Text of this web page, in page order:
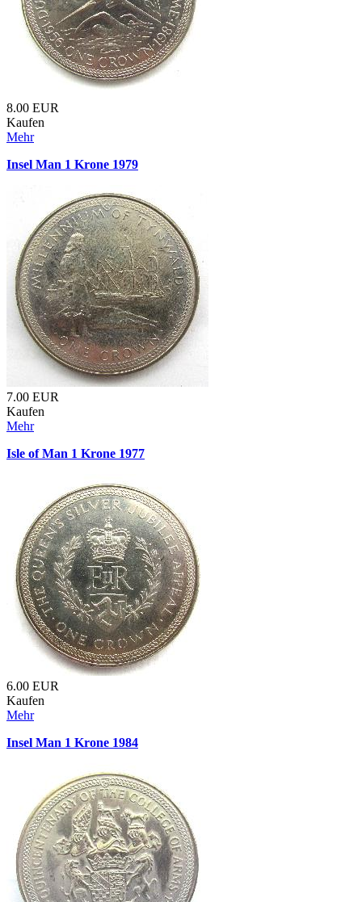
8.00 EUR
Kaufen
Mehr
Insel Man 1 Krone 1979
7.00 EUR
Kaufen
Mehr
Isle of Man 1 Krone 1977
6.00 EUR
Kaufen
Mehr
Insel Man 1 Krone 1984